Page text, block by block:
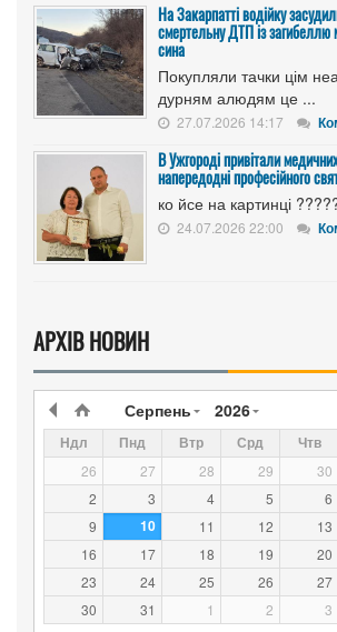
На Закарпатті водійку
смертельну ДТП із загибеллю
сина
Покупляли тачки цім
дурням алюдям це ...
27.07.2026 14:17
В Ужгороді привітали
напередодні професійного
ко йсе на картинці
24.07.2026 22:00
АРХІВ НОВИН
Серпень 2026
Ндл Пнд Втр Срд Чтв
26 27 28 29 30
2
3 4 5 6
9
10 11 12 13
16
17 18 19 20
23
24 25 26 27
30
31 1 2 3